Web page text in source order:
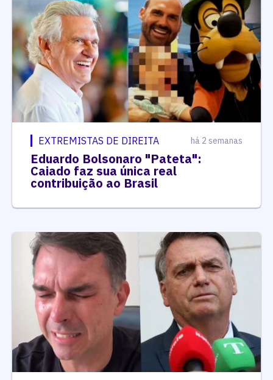
EXTREMISTAS DE DIREITA há 2 semanas
Eduardo Bolsonaro "Pateta":
Caiado faz sua única real
contribuição ao Brasil